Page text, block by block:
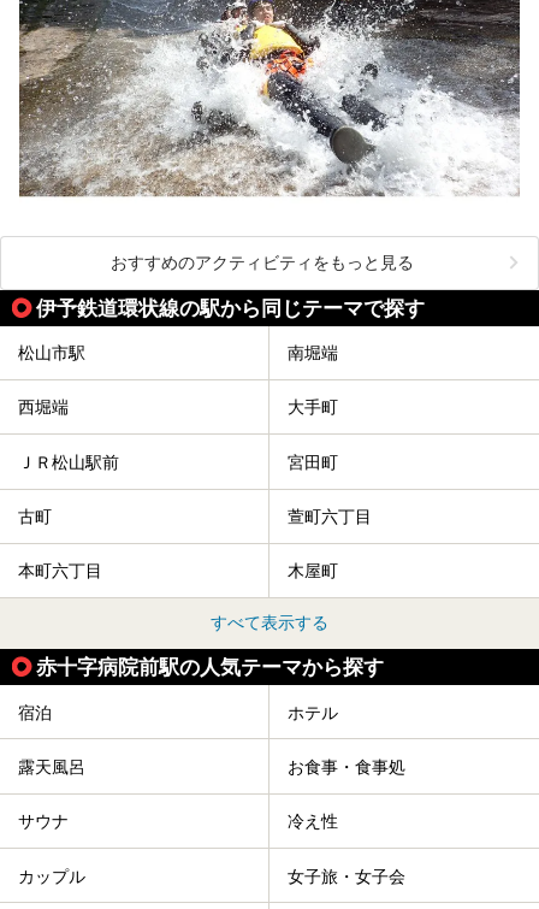
おすすめのアクティビティをもっと見る
伊予鉄道環状線の駅から同じテーマで探す
松山市駅 南堀端
西堀端 大手町
ＪＲ松山駅前 宮田町
古町 萱町六丁目
本町六丁目 木屋町
すべて表示する
赤十字病院前駅の人気テーマから探す
宿泊 ホテル
露天風呂 お食事・食事処
サウナ 冷え性
カップル 女子旅・女子会